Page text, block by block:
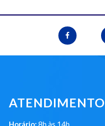
ATENDIMENTO
Horário: 8h às 14h